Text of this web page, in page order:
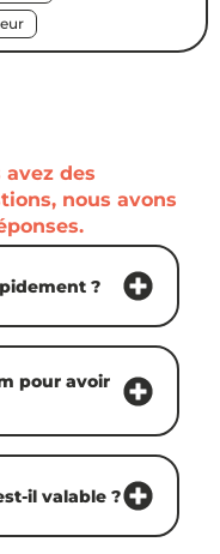
avez des
nous avons
?
pour avoir
il valable ?